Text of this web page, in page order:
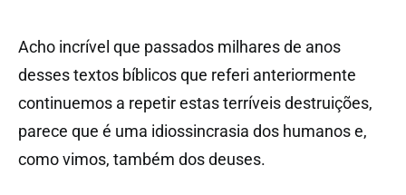
Acho incrível que passados milhares de anos
desses textos bíblicos que referi anteriormente
continuemos a repetir estas terríveis destruições,
parece que é uma idiossincrasia dos humanos e,
como vimos, também dos deuses.